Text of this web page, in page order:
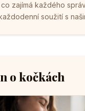
co zajímá každého
soužití s
o kočkách